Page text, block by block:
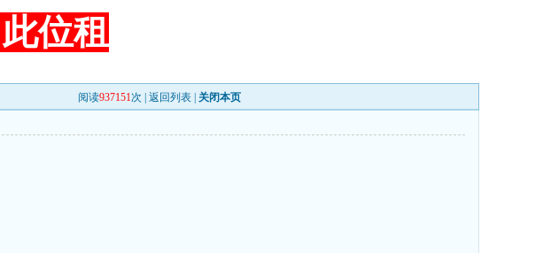
位租
阅读937151次 | 返回列表 关闭本页